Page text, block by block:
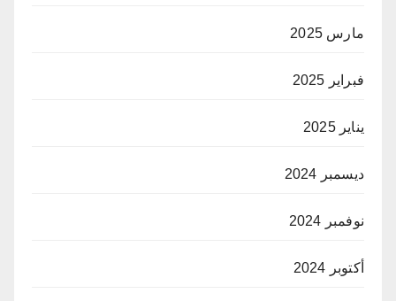
مارس 2025
فبراير 2025
يناير 2025
ديسمبر 2024
نوفمبر 2024
أكتوبر 2024